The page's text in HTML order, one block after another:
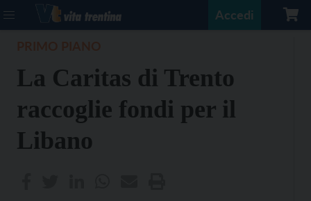
Accedi
La Caritas di Trento
raccoglie fondi per il
Libano